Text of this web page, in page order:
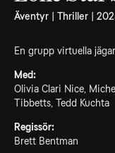
Äventyr | Thriller |
En grupp virtuella
Med:
Olivia Clari Nice,
Tibbetts, Tedd Kuchta
Regissör:
Brett Bentman